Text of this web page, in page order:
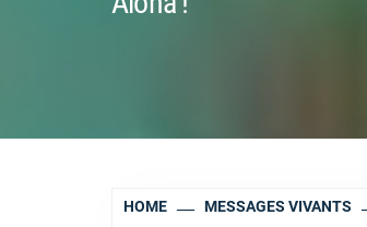
HOME MESSAGES VIVANTS